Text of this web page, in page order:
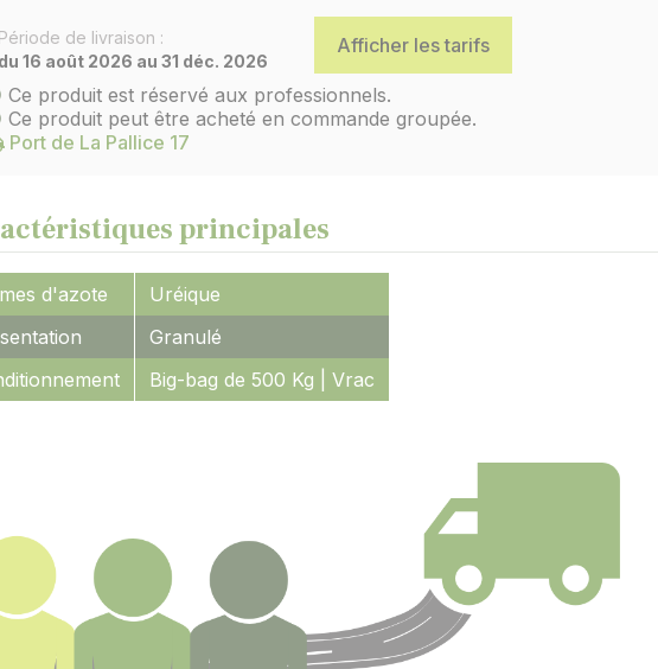
Période de livraison :
du 16 août 2026 au 31 déc. 2026
Afficher les tarifs
Ce produit est réservé aux professionnels.
Ce produit peut être acheté en commande groupée.
Port de La Pallice 17
principales
d'azote
Uréique
Granulé
Big-bag de 500 Kg | Vrac